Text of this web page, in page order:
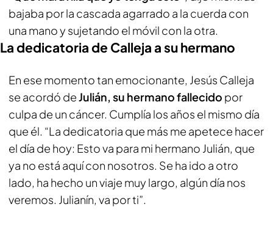
bajaba por la cascada agarrado a la cuerda con
una mano y sujetando el móvil con la otra.
La dedicatoria de Calleja a su hermano
En ese momento tan emocionante, Jesús Calleja
se acordó deJulián, su hermano fallecido por
culpa de un cáncer. Cumplía los años el mismo día
que él. “La dedicatoria que más me apetece hacer
el día de hoy: Esto va para mi hermano Julián, que
ya no está aquí con nosotros. Se ha ido a otro
lado, ha hecho un viaje muy largo, algún día nos
veremos. Julianín, va por ti”.